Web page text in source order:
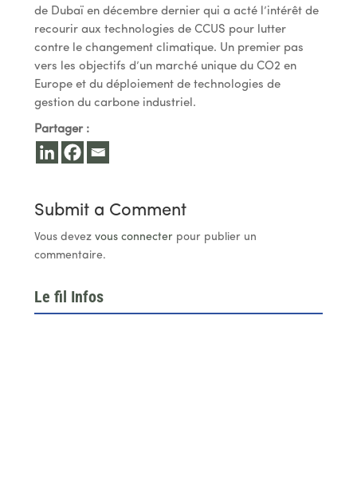
de Dubaï en décembre dernier qui a acté l’intérêt de
recourir aux technologies de CCUS pour lutter
contre le changement climatique. Un premier pas
vers les objectifs d’un marché unique du CO2 en
Europe et du déploiement de technologies de
gestion du carbone industriel.
Partager :
Submit a Comment
Vous devez vous connecterpour publier un
commentaire.
Le fil Infos